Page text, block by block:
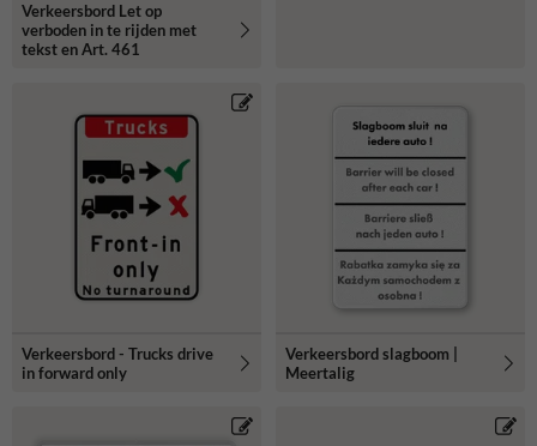
Verkeersbord Let op
verboden in te rijden met
tekst en Art. 461
Verkeersbord - Trucks drive
in forward only
Verkeersbord slagboom |
Meertalig